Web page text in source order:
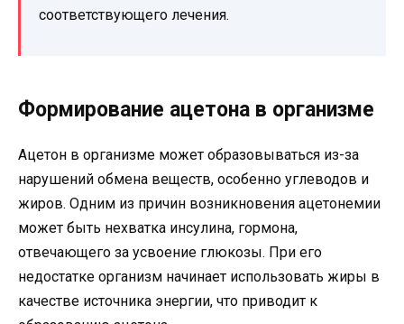
соответствующего лечения.
Формирование ацетона в организме
Ацетон в организме может образовываться из-за
нарушений обмена веществ, особенно углеводов и
жиров. Одним из причин возникновения ацетонемии
может быть нехватка инсулина, гормона,
отвечающего за усвоение глюкозы. При его
недостатке организм начинает использовать жиры в
качестве источника энергии, что приводит к